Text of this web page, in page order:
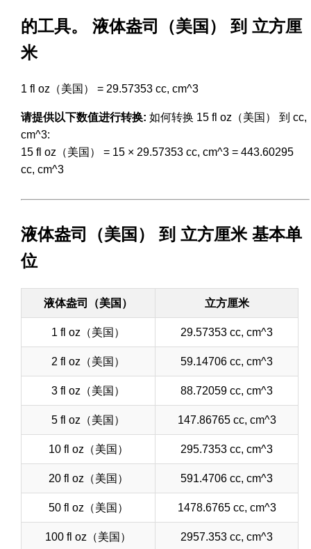
的工具。 液体盎司（美国） 到 立方厘
米
1 fl oz（美国） = 29.57353 cc, cm^3
请提供以下数值进行转换: 如何转换 15 fl oz（美国） 到 cc,
cm^3:
15 fl oz（美国） = 15 × 29.57353 cc, cm^3 = 443.60295
cc, cm^3
液体盎司（美国） 到 立方厘米 基本单
位
液体盎司（美国） 立方厘米
1 fl oz（美国） 29.57353 cc, cm^3
2 fl oz（美国） 59.14706 cc, cm^3
3 fl oz（美国） 88.72059 cc, cm^3
5 fl oz（美国） 147.86765 cc, cm^3
10 fl oz（美国） 295.7353 cc, cm^3
20 fl oz（美国） 591.4706 cc, cm^3
50 fl oz（美国） 1478.6765 cc, cm^3
100 fl oz（美国） 2957.353 cc, cm^3